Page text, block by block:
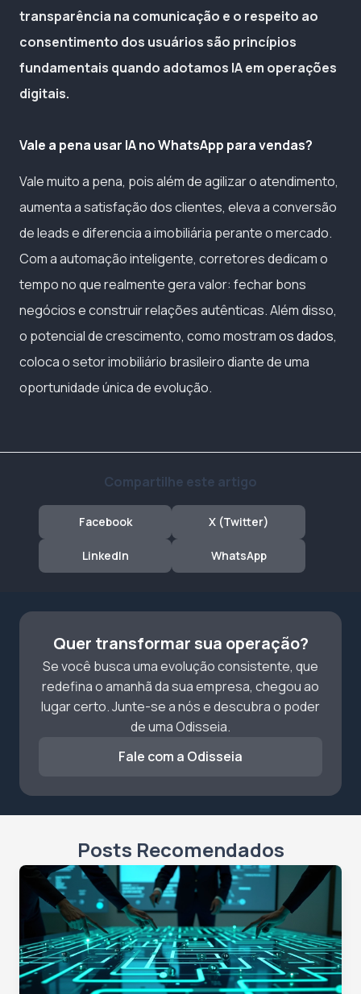
transparência na comunicação e o respeito ao
consentimento dos usuários são princípios
fundamentais quando adotamos IA em operações
digitais.
Vale a pena usar IA no WhatsApp para vendas?
Vale muito a pena, pois além de agilizar o atendimento,
aumenta a satisfação dos clientes, eleva a conversão
de leads e diferencia a imobiliária perante o mercado.
Com a automação inteligente, corretores dedicam o
tempo no que realmente gera valor: fechar bons
negócios e construir relações autênticas. Além disso,
o potencial de crescimento, como mostramos dados,
coloca o setor imobiliário brasileiro diante de uma
oportunidade única de evolução.
Compartilhe este artigo
Facebook X (Twitter)
LinkedIn WhatsApp
Quer transformar sua operação?
Se você busca uma evolução consistente, que
redefina o amanhã da sua empresa, chegou ao
lugar certo. Junte-se a nós e descubra o poder
de uma Odisseia.
Fale com a Odisseia
Posts Recomendados